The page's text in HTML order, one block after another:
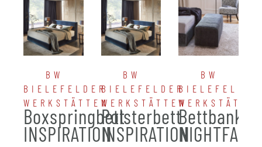
BW
BIELEFELDER
WERKSTÄTTEN
Boxspringbett
INSPIRATION
BW
BIELEFELDER
WERKSTÄTTEN
Polsterbett
INSPIRATION
BW
BIELEFELDER
Bettbank
NIGHTFALL